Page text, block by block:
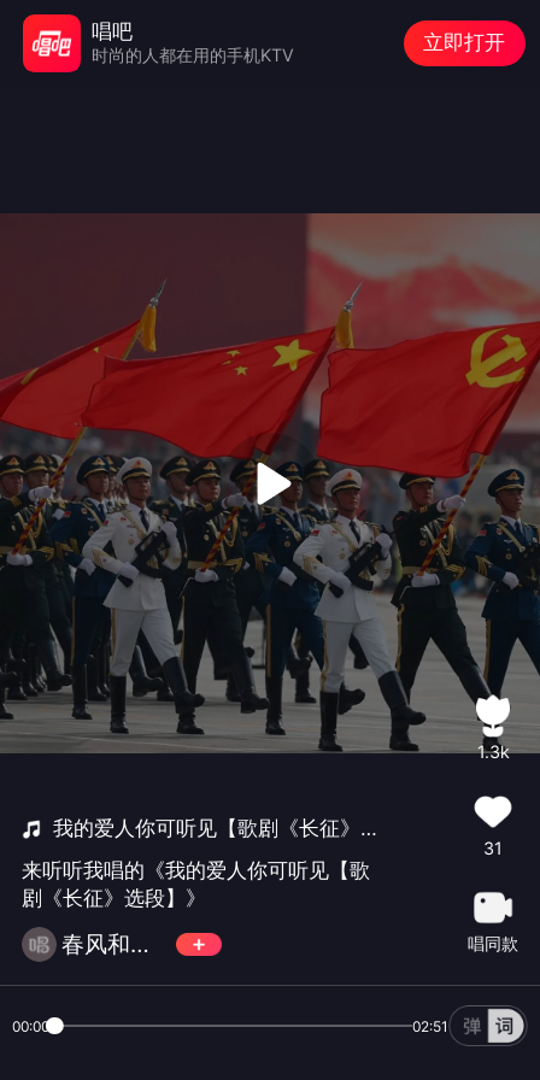
我的爱人你可听见【歌剧《长征》选段】
来听听我唱的《我的爱人你可听见【歌
剧《长征》选段】》
春风和气🎷大🎺🎻🏏不玩币
1.3k
31
唱同款
00:00 02:51
唱吧
时尚的人都在用的手机KTV
立即打开